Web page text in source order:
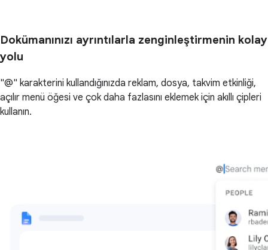
Dokümanınızı ayrıntılarla zenginleştirmenin kolay
yolu
"@" karakterini kullandığınızda reklam, dosya, takvim etkinliği,
açılır menü öğesi ve çok daha fazlasını eklemek için akıllı çipleri
kullanın.